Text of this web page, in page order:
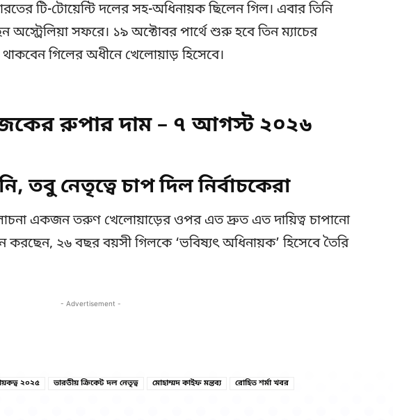
টি-টোয়েন্টি দলের সহ-অধিনায়ক ছিলেন গিল। এবার তিনি
সফরে। ১৯ অক্টোবর পার্থে শুরু হবে তিন ম্যাচের
গিলের অধীনে খেলোয়াড় হিসেবে।
রুপার দাম – ৭ আগস্ট ২০২৬
তবু নেতৃত্বে চাপ দিল নির্বাচকেরা
একজন তরুণ খেলোয়াড়ের ওপর এত দ্রুত এত দায়িত্ব চাপানো
করছেন, ২৬ বছর বয়সী গিলকে ‘ভবিষ্যৎ অধিনায়ক’ হিসেবে তৈরি
- Advertisement -
২০২৫ ভারতীয় ক্রিকেট দল নেতৃত্ব মোহাম্মদ কাইফ মন্তব্য রোহিত শর্মা খবর